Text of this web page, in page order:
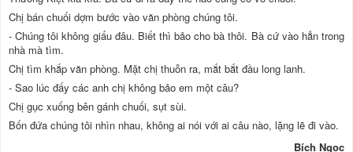
Chị bán chuối dợm bước vào văn phòng chúng tôi.
- Chúng tôi không giấu đâu. Biết thì bảo cho bà thôi. Bà cứ vào hẳn trong
nhà mà tìm.
Chị tìm khắp văn phòng. Mặt chị thuỗn ra, mắt bắt đầu long lanh.
- Sao lúc đấy các anh chị không bảo em một câu?
Chị gục xuống bên gánh chuối, sụt sùi.
Bốn đứa chúng tôi nhìn nhau, không ai nói với ai câu nào, lặng lẽ đi vào.
Bích Ngọc